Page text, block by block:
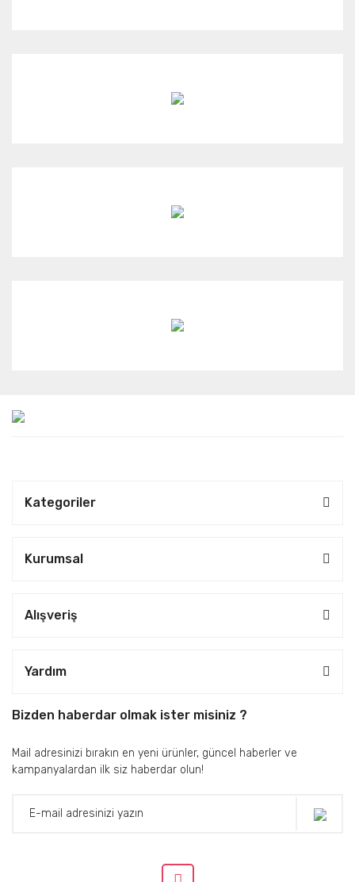
Kategoriler
Kurumsal
Alışveriş
Yardım
Bizden haberdar olmak ister misiniz ?
Mail adresinizi bırakın en yeni ürünler, güncel haberler ve
kampanyalardan ilk siz haberdar olun!